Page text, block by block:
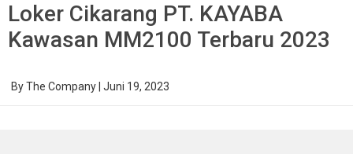
Loker Cikarang PT. KAYABA
Kawasan MM2100 Terbaru 2023
ByThe Company Juni 19, 2023